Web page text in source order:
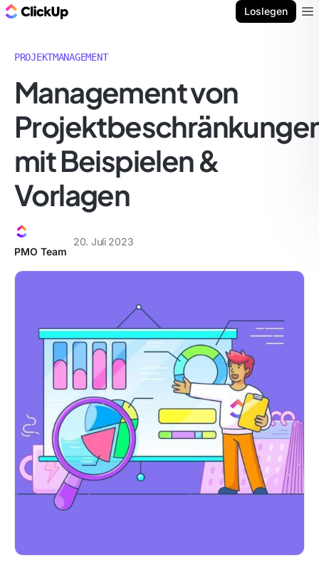
Loslegen
PROJEKTMANAGEMENT
Management von
mit Beispielen &
Vorlagen
PMO Team
20. Juli 2023